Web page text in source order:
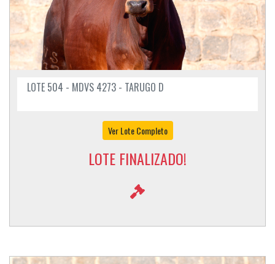
LOTE 504 - MDVS 4273 - TARUGO D
Ver Lote Completo
LOTE FINALIZADO!